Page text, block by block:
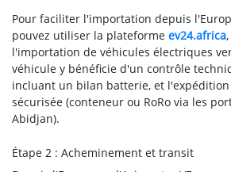
Pour faciliter l'importation depuis
pouvez utiliser la plateforme ev24.africa
l'importation de véhicules électriques
véhicule y bénéficie d'un contrôle
incluant un bilan batterie, et
sécurisée (conteneur ou RoRo via les
Abidjan).
Étape 2 : Acheminement et transit